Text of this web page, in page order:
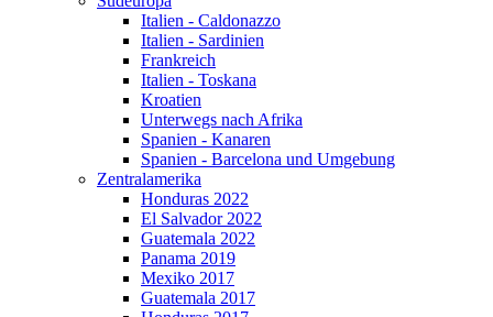
Italien - Caldonazzo
Italien - Sardinien
Frankreich
Italien - Toskana
Kroatien
Unterwegs nach Afrika
Spanien - Kanaren
Spanien - Barcelona und Umgebung
Zentralamerika
Honduras 2022
El Salvador 2022
Guatemala 2022
Panama 2019
Mexiko 2017
Guatemala 2017